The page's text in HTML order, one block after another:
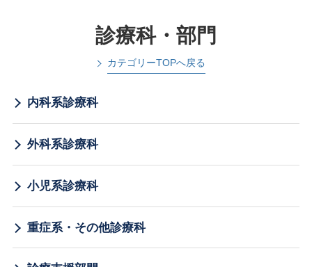
診療科・部門
カテゴリーTOPへ戻る
内科系診療科
外科系診療科
小児系診療科
重症系・その他診療科